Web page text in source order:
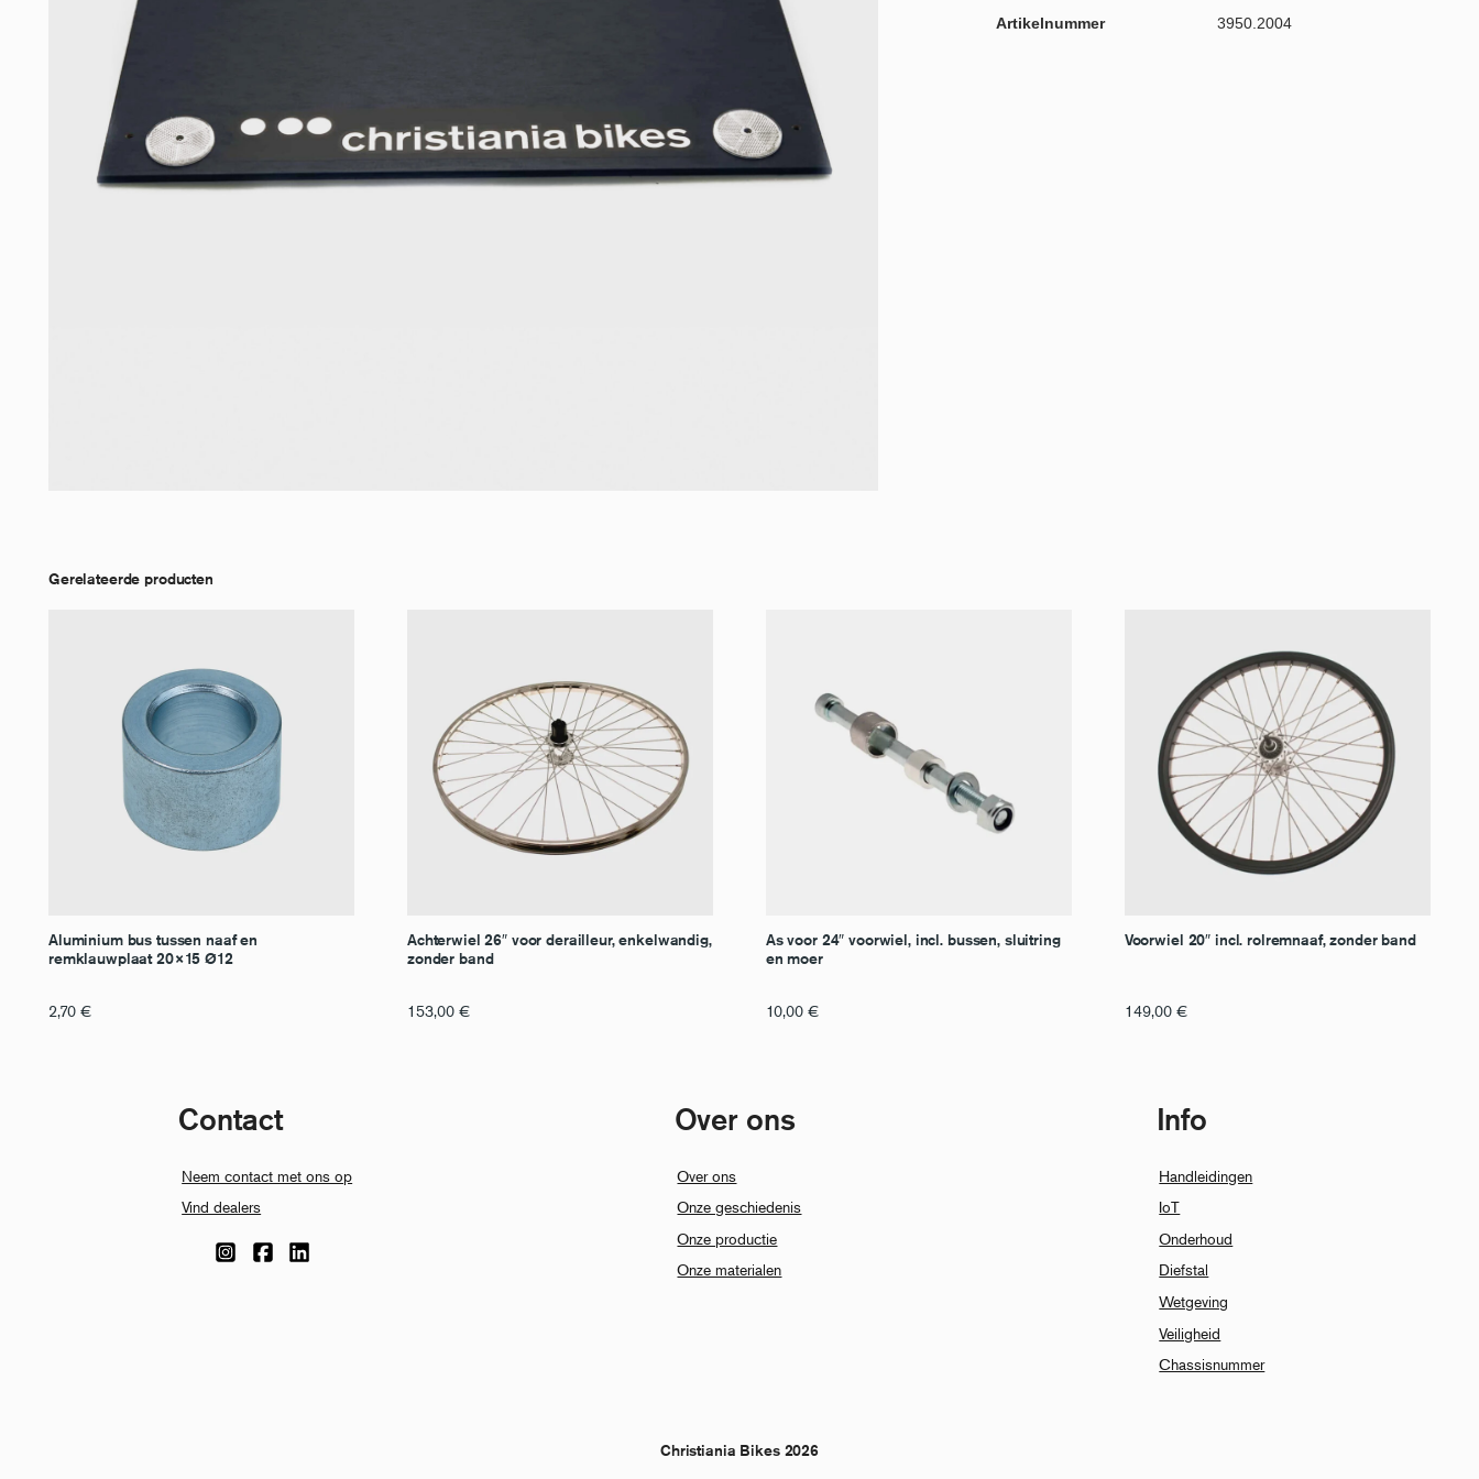
Artikelnummer 3950.2004
Gerelateerde producten
Aluminium bus tussen naaf en
remklauwplaat 20×15 Ø12
2,70 €
Achterwiel 26″ voor derailleur, enkelwandig,
zonder band
153,00 €
As voor 24″ voorwiel, incl. bussen, sluitring
en moer
10,00 €
Voorwiel 20″ incl. rolremnaaf, zonder band
149,00 €
Contact
Neem contact met ons op
Vind dealers
Over ons
Over ons
Onze geschiedenis
Onze productie
Onze materialen
Info
Handleidingen
IoT
Onderhoud
Diefstal
Wetgeving
Veiligheid
Chassisnummer
Christiania Bikes 2026